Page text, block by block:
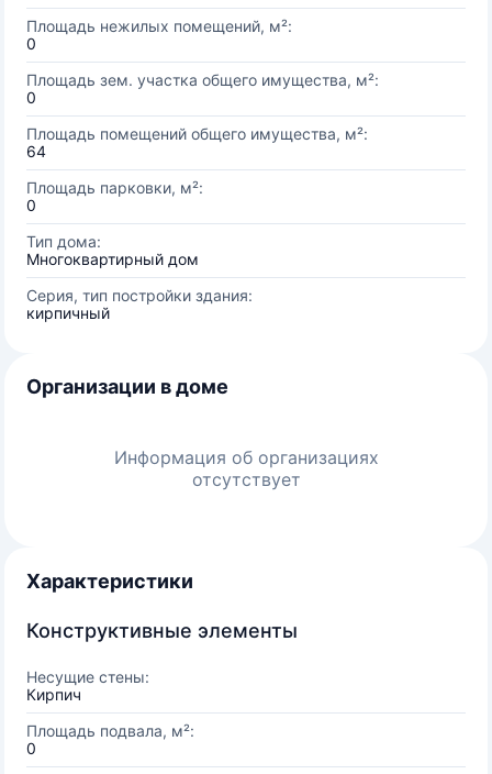
Площадь нежилых помещений, м²:
0
Площадь зем. участка общего имущества, м²:
0
Площадь помещений общего имущества, м²:
64
Площадь парковки, м²:
0
Тип дома:
Многоквартирный дом
Серия, тип постройки здания:
кирпичный
Организации в доме
Информация об организациях
отсутствует
Характеристики
Конструктивные элементы
Несущие стены:
Кирпич
Площадь подвала, м²:
0